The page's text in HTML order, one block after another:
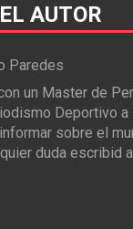
EL AUTOR
Paredes
un Master de
Deportivo a
sobre el
duda escribid